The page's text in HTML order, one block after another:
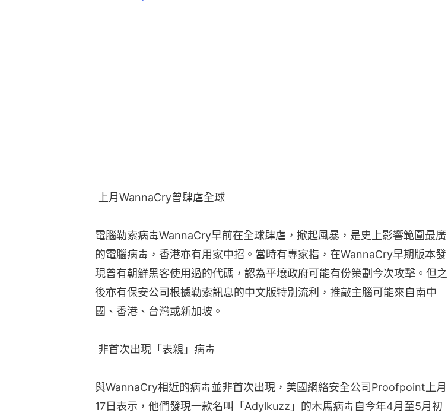
上月WannaCry曾肆虐全球
電腦勒索病毒WannaCry早前在全球肆虐，掀起風暴，是史上影響範圍最廣
的電腦病毒，香港亦有用家中招。當時有專家指，在WannaCry早期版本發
現曾有朝鮮黑客使用過的代碼，認為平壤政府可能有份策劃今次攻擊。但之
後亦有保安公司根據勒索訊息的中文版特別流利，推敲主腦可能來自南中
國、香港、台灣或新加坡。
非首次出現「表親」病毒
與WannaCry相近的病毒並非首次出現，美國網絡安全公司Proofpoint上月
17日表示，他們發現一款名叫「Adylkuzz」的木馬病毒自今年4月至5月初